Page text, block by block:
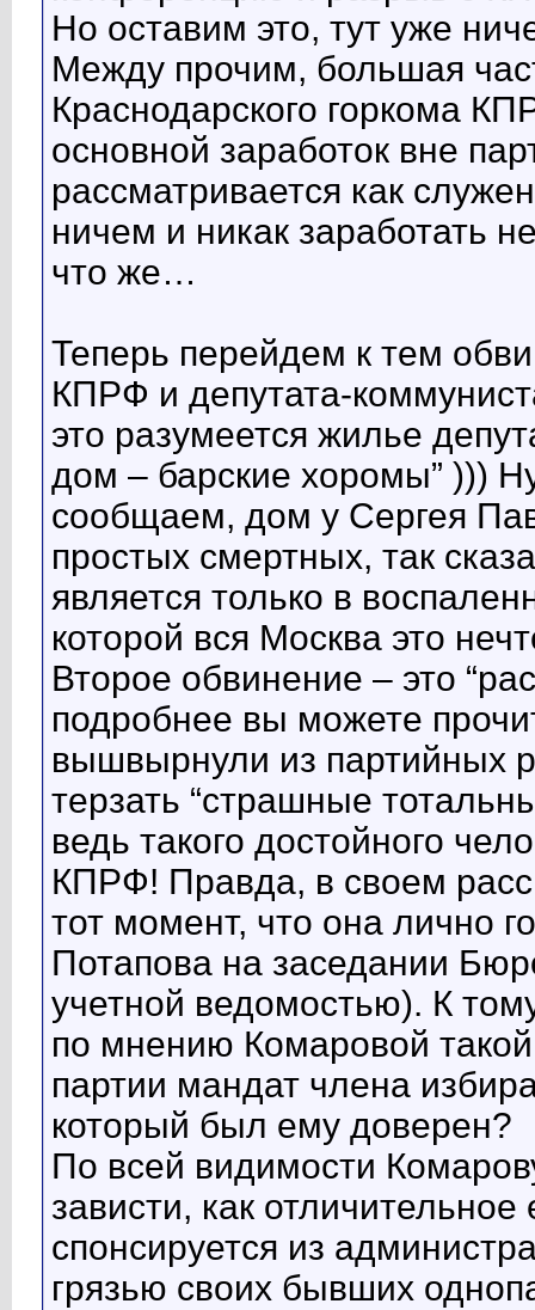
Но оставим это, тут уже
Между прочим, большая
Краснодарского горкома
основной заработок вне
рассматривается как
ничем и никак заработать
что же…
Теперь перейдем к тем
КПРФ и депутата-
это разумеется жилье
дом – барские хоромы” )))
сообщаем, дом у Сергея
простых смертных, так
является только в
которой вся Москва это
Второе обвинение – это
подробнее вы можете
вышвырнули из партийных
терзать “страшные
ведь такого достойного
КПРФ! Правда, в своем
тот момент, что она лично
Потапова на заседании
учетной ведомостью). К
по мнению Комаровой
партии мандат члена
который был ему доверен?
По всей видимости
зависти, как
спонсируется из
грязью своих бывших